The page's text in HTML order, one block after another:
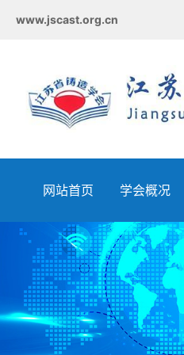
www.jscast.org.cn
网站首页 学会概况